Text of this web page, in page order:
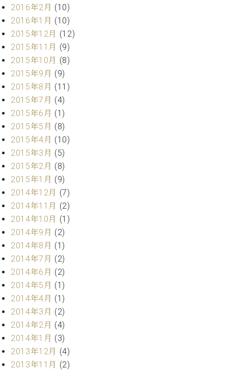
シ
ュ
タ
イ
ン
デ
ジ
タ
ル)
イ
ベ
ン
ト
情
八
王
子
工
房
ブ
グ
ア
ク
セ
ス
問
い
合
わ
せ
ア
ー
テ
ィ
ス
ト
2016年2月 (10)
2016年1月 (10)
2015年12月 (12)
2015年11月 (9)
2015年10月 (8)
2015年9月 (9)
2015年8月 (11)
2015年7月 (4)
2015年6月 (1)
2015年5月 (8)
2015年4月 (10)
2015年3月 (5)
2015年2月 (8)
2015年1月 (9)
2014年12月 (7)
2014年11月 (2)
2014年10月 (1)
2014年9月 (2)
2014年8月 (1)
2014年7月 (2)
2014年6月 (2)
2014年5月 (1)
2014年4月 (1)
2014年3月 (2)
2014年2月 (4)
2014年1月 (3)
2013年12月 (4)
2013年11月 (2)